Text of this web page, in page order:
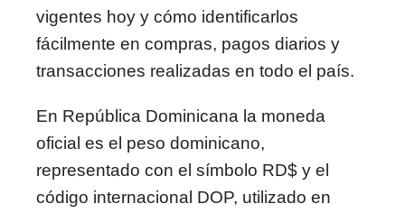
vigentes hoy y cómo identificarlos
fácilmente en compras, pagos diarios y
transacciones realizadas en todo el país.
En República Dominicana la moneda
oficial es el peso dominicano,
representado con el símbolo RD$ y el
código internacional DOP, utilizado en